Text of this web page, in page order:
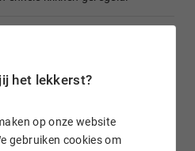
het lekkerst?
op onze website
gebruiken cookies om